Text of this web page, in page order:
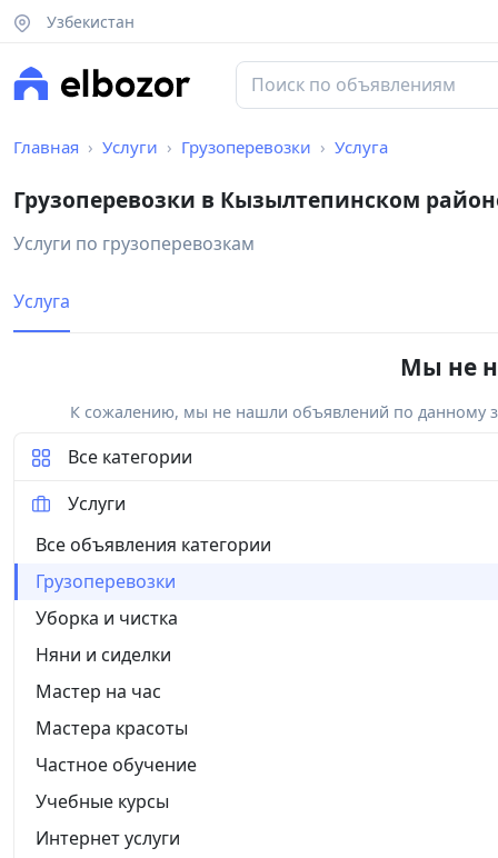
Узбекистан
Главная Услуги Грузоперевозки Услуга
Грузоперевозки в Кызылтепинском
Услуги по грузоперевозкам
Услуга
Мы не
К сожалению, мы не нашли объявлений по данному
Все категории
Услуги
Все объявления категории
Грузоперевозки
Уборка и чистка
Няни и сиделки
Мастер на час
Мастера красоты
Частное обучение
Учебные курсы
Интернет услуги